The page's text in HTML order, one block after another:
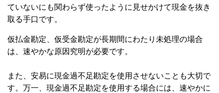
ていないにも関わらず使ったように見せかけて現金を抜き
取る手口です。
仮払金勘定、仮受金勘定が長期間にわたり未処理の場合
は、速やかな原因究明が必要です。
また、安易に現金過不足勘定を使用させないことも大切で
す。万一、現金過不足勘定を使用する場合には、速やかに